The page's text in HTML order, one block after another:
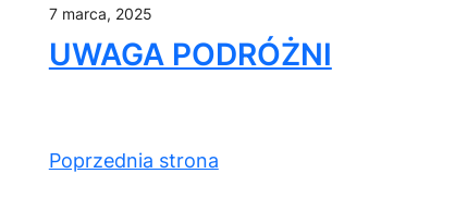
7 marca, 2025
UWAGA PODRÓŻNI
Poprzednia strona